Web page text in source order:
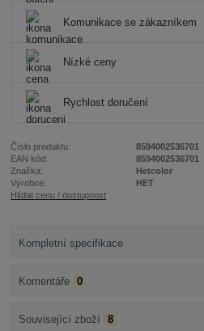
Komunikace se zákazníkem
Nízké ceny
Rychlost doručení
Číslo produktu:
8594002536701
EAN kód:
8594002536701
Značka:
Hetcolor
Výrobce:
HET
Hlídat cenu / dostupnost
Kompletní specifikace
Komentáře 0
Související zboží 8